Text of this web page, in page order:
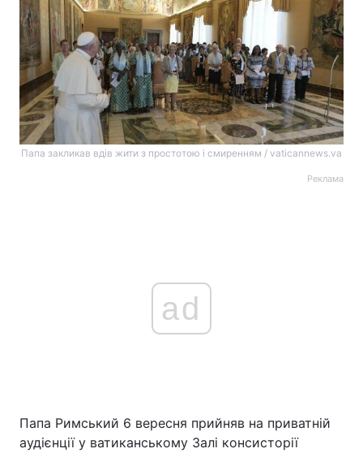
Папа закликав вдів жити з простотою і смиренням / vaticannews.va
Реклама
ad
Папа Римський 6 вересня прийняв на приватній
аудієнції у ватиканському Залі консисторії